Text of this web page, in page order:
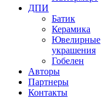
ДПИ
Батик
Керамика
Ювелирные
украшения
Гобелен
Авторы
Партнеры
Контакты